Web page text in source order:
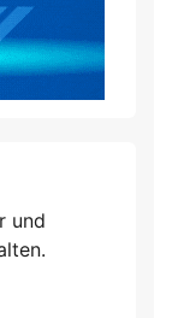
und